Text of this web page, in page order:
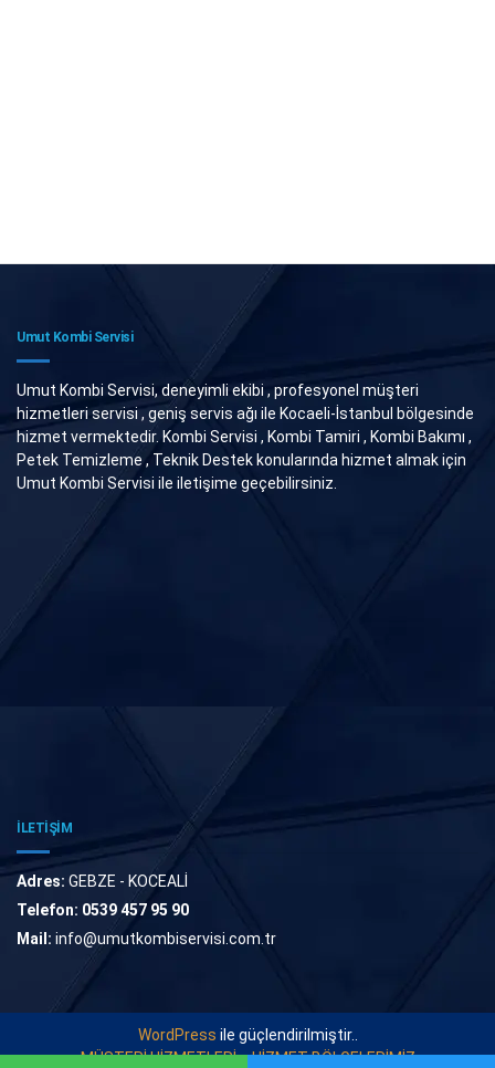
Umut Kombi Servisi
Umut Kombi Servisi, deneyimli ekibi , profesyonel müşteri
hizmetleri servisi , geniş servis ağı ile Kocaeli-İstanbul bölgesinde
hizmet vermektedir. Kombi Servisi , Kombi Tamiri , Kombi Bakımı ,
Petek Temizleme , Teknik Destek konularında hizmet almak için
Umut Kombi Servisi ile iletişime geçebilirsiniz.
İLETİŞİM
Adres: GEBZE - KOCEALİ
Telefon: 0539 457 95 90
Mail: info@umutkombiservisi.com.tr
WordPress ile güçlendirilmiştir..
MÜŞTERİ HİZMETLERİ
HİZMET BÖLGELERİMİZ